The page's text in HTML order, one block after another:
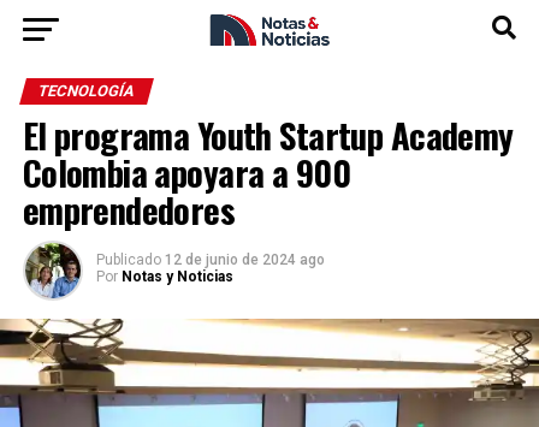
TECNOLOGÍA
El programa Youth Startup Academy
Colombia apoyara a 900
emprendedores
Publicado 12 de junio de 2024 ago
Por Notas y Noticias